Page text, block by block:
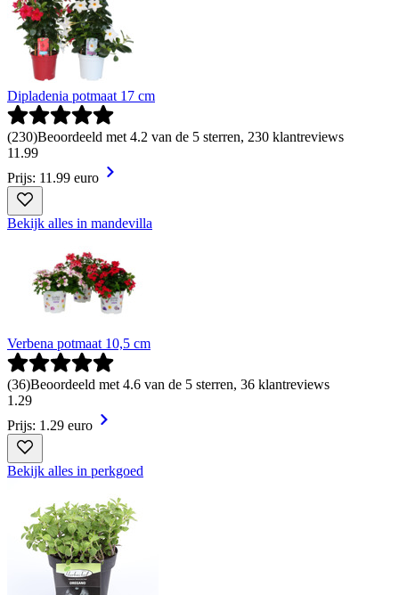
Dipladenia potmaat 17 cm
(230)Beoordeeld met 4.2 van de 5 sterren, 230 klantreviews
11 .99
Prijs: 11.99 euro
Bekijk alles in mandevilla
Verbena potmaat 10,5 cm
(36)Beoordeeld met 4.6 van de 5 sterren, 36 klantreviews
1 .29
Prijs: 1.29 euro
Bekijk alles in perkgoed